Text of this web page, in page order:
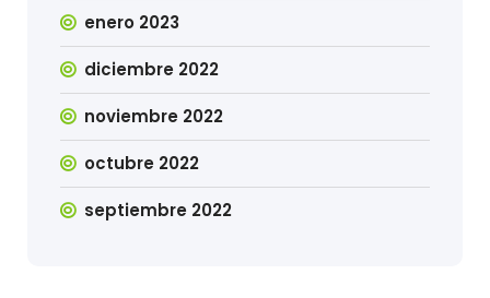
enero 2023
diciembre 2022
noviembre 2022
octubre 2022
septiembre 2022